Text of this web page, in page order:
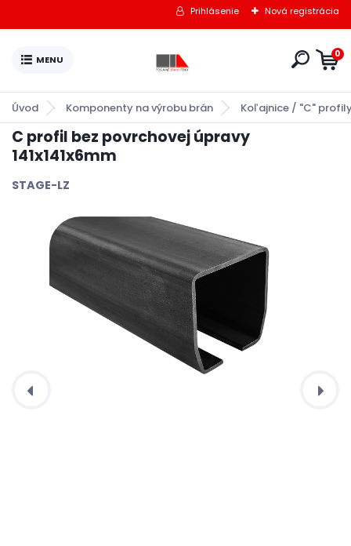
Prihlásenie Nová registrácia
0
Úvod Komponenty na výrobu brán Koľajnice / "C"
C profil bez povrchovej úpravy
141x141x6mm
STAGE-LZ